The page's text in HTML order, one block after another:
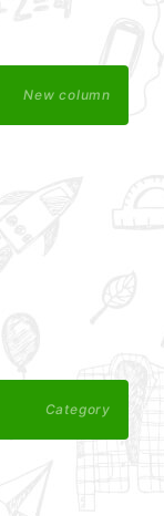
New column
Category